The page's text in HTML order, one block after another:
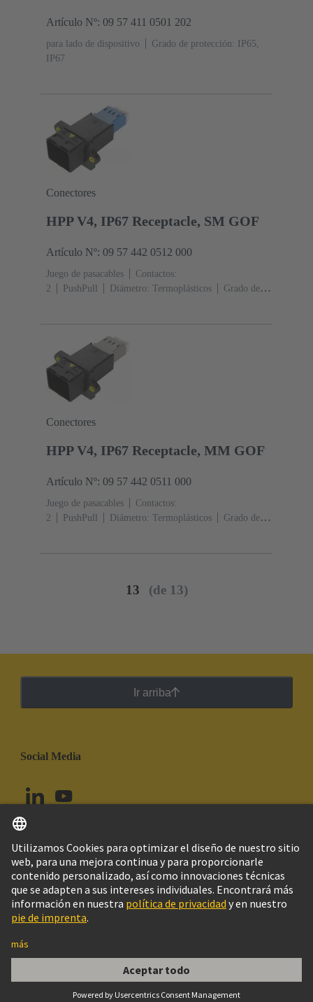
Artículo Nº: 09 57 411 0501 202
para lado de dispositivo
Grado de protección: IP65,
IP67
Conectores
HPP V4, IP67 Receptacle, SM GOF
Artículo Nº: 09 57 442 0512 000
Juego de pasacables
Contactos:
2
PushPull Diámetro: Termoplásticos
Grado de
Conectores
HPP V4, IP67 Receptacle, MM GOF
Artículo Nº: 09 57 442 0511 000
Juego de pasacables
Contactos:
2
PushPull Diámetro: Termoplásticos
Grado de
13 (de 13)
Ir arriba
Social Media
Perú Español
© Grupo Tecnológico HARTING
Imprint
Aviso Legal WebInformación al cliente